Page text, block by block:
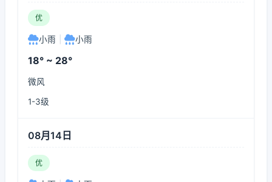
优
小雨 小雨
18° ~ 28°
微风
1-3级
08月14日
优